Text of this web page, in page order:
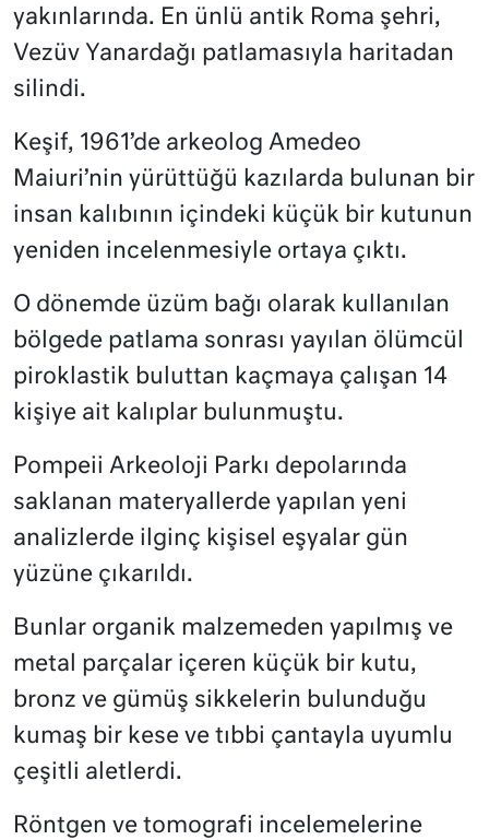
yakınlarında. En ünlü antik Roma şehri,
Vezüv Yanardağı patlamasıyla haritadan
silindi.
Keşif, 1961’de arkeolog Amedeo
Maiuri’nin yürüttüğü kazılarda bulunan bir
insan kalıbının içindeki küçük bir kutunun
yeniden incelenmesiyle ortaya çıktı.
O dönemde üzüm bağı olarak kullanılan
bölgede patlama sonrası yayılan ölümcül
piroklastik buluttan kaçmaya çalışan 14
kişiye ait kalıplar bulunmuştu.
Pompeii Arkeoloji Parkı depolarında
saklanan materyallerde yapılan yeni
analizlerde ilginç kişisel eşyalar gün
yüzüne çıkarıldı.
Bunlar organik malzemeden yapılmış ve
metal parçalar içeren küçük bir kutu,
bronz ve gümüş sikkelerin bulunduğu
kumaş bir kese ve tıbbi çantayla uyumlu
çeşitli aletlerdi.
Röntgen ve tomografi incelemelerine